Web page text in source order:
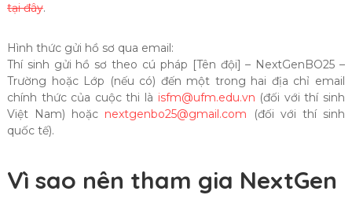
tại đây.
Hình thức gửi hồ sơ qua email:
Thí sinh gửi hồ sơ theo cú pháp [Tên đội] – NextGenBO25 –
Trường hoặc Lớp (nếu có) đến một trong hai địa chỉ email
chính thức của cuộc thi là isfm@ufm.edu.vn (đối với thí sinh
Việt Nam) hoặc nextgenbo25@gmail.com (đối với thí sinh
quốc tế).
Vì sao nên tham gia NextGen